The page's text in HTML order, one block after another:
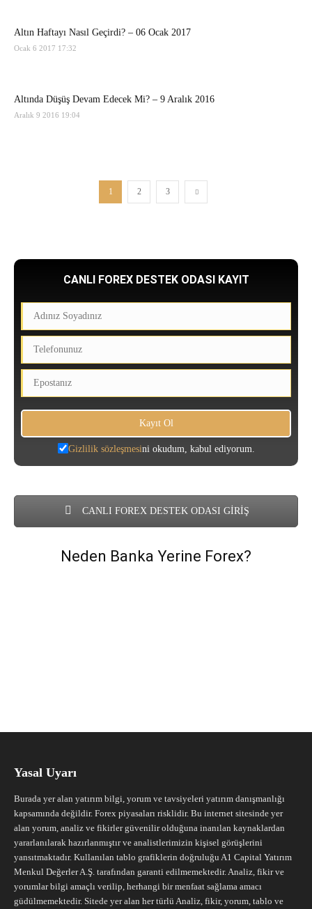
Altın Haftayı Nasıl Geçirdi? – 06 Ocak 2017
Ocak 6 2017 17:32
Altında Düşüş Devam Edecek Mi? – 9 Aralık 2016
Aralık 9 2016 19:04
1 2 3
CANLI FOREX DESTEK ODASI KAYIT
Gizlilik sözleşmesini okudum, kabul ediyorum.
CANLI FOREX DESTEK ODASI GİRİŞ
Neden Banka Yerine Forex?
Yasal Uyarı
Burada yer alan yatırım bilgi, yorum ve tavsiyeleri yatırım danışmanlığı
kapsamında değildir. Forex piyasaları risklidir. Bu internet sitesinde yer
alan yorum, analiz ve fikirler güvenilir olduğuna inanılan kaynaklardan
yararlanılarak hazırlanmıştır ve analistlerimizin kişisel görüşlerini
yansıtmaktadır. Kullanılan tablo grafiklerin doğruluğu A1 Capital Yatırım
Menkul Değerler A.Ş. tarafından garanti edilmemektedir. Analiz, fikir ve
yorumlar bilgi amaçlı verilip, herhangi bir menfaat sağlama amacı
güdülmemektedir. Sitede yer alan her türlü Analiz, fikir, yorum, tablo ve